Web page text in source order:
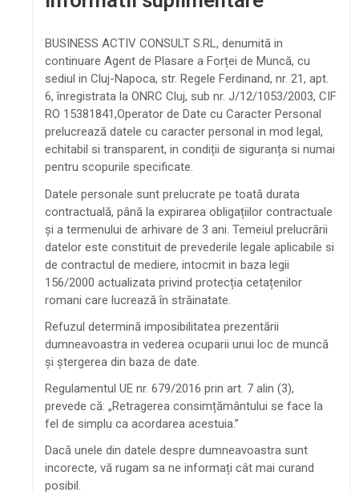
BUSINESS ACTIV CONSULT S.RL, denumită in
continuare Agent de Plasare a Forței de Muncă, cu
sediul in Cluj-Napoca, str. Regele Ferdinand, nr. 21, apt.
6, înregistrata la ONRC Cluj, sub nr. J/12/1053/2003, CIF
RO 15381841,Operator de Date cu Caracter Personal
prelucrează datele cu caracter personal in mod legal,
echitabil si transparent, in condiții de siguranța si numai
pentru scopurile specificate.
Datele personale sunt prelucrate pe toată durata
contractuală, până la expirarea obligațiilor contractuale
și a termenului de arhivare de 3 ani. Temeiul prelucrării
datelor este constituit de prevederile legale aplicabile si
de contractul de mediere, intocmit in baza legii
156/2000 actualizata privind protecția cetațenilor
romani care lucrează în străinatate.
Refuzul determină imposibilitatea prezentării
dumneavoastra in vederea ocuparii unui loc de muncă
și ștergerea din baza de date.
Regulamentul UE nr. 679/2016 prin art. 7 alin (3),
prevede că: „Retragerea consimțământului se face la
fel de simplu ca acordarea acestuia.”
Dacă unele din datele despre dumneavoastra sunt
incorecte, vă rugam sa ne informați cât mai curand
posibil.